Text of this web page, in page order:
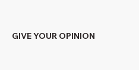
GIVE YOUR OPINION